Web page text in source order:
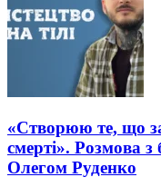
«Створюю те, що
смерті». Розмова
Олегом Руденко